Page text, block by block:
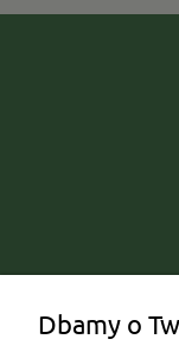
Dbamy o